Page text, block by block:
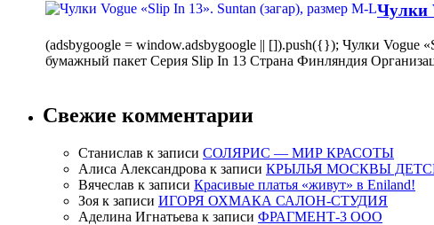
Чулки
(adsbygoogle = window.adsbygoogle || []).push({}); Чулки Vogue
бумажный пакет Серия Slip In 13 Страна Финляндия
Свежие комментарии
Станислав к записи СОЛЯРИС — МИР КРАСОТЫ
Алиса Александрова к записи КРЫЛЬЯ МОСКВЫ
Вячеслав к записи Красивые платья «живут» в Eniland!
Зоя к записи ИГОРЯ ОХМАКА САЛОН-СТУДИЯ
Аделина Игнатьева к записи ФРАГМЕНТ-3 ООО